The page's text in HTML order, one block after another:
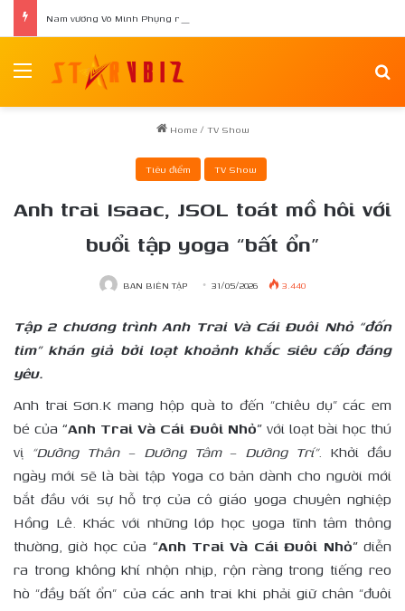
Menu
Home / TV Show
Tiêu điểm TV Show
Anh trai Isaac, JSOL toát mồ hôi với
buổi tập yoga “bất ổn”
BAN BIÊN TẬP 31/05/2026 3.440
Tập 2 chương trình Anh Trai Và Cái Đuôi Nhỏ “đốn
tim” khán giả bởi loạt khoảnh khắc siêu cấp đáng
yêu.
Anh trai Sơn.K mang hộp quà to đến “chiêu dụ” các em
bé của“Anh Trai Và Cái Đuôi Nhỏ”với loạt bài học thú
vị “Dưỡng Thân – Dưỡng Tâm – Dưỡng Trí”. Khởi đầu
ngày mới sẽ là bài tập Yoga cơ bản dành cho người mới
bắt đầu với sự hỗ trợ của cô giáo yoga chuyên nghiệp
Hồng Lê. Khác với những lớp học yoga tĩnh tâm thông
thường, giờ học của “Anh Trai Và Cái Đuôi Nhỏ”diễn
ra trong không khí nhộn nhịp, rộn ràng trong tiếng reo
hò “đầy bất ổn” của các anh trai khi phải giữ chân “đuôi